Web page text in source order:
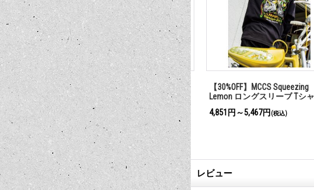
グ スリー
MCCS Quick Dry ロングスリーブ T
シャツ
5,060円～6,160円
【30%OFF】MCCS Squeezing
Lemon ロングスリーブ Tシャツ
4,851円～5,467円(税込)
レビュー